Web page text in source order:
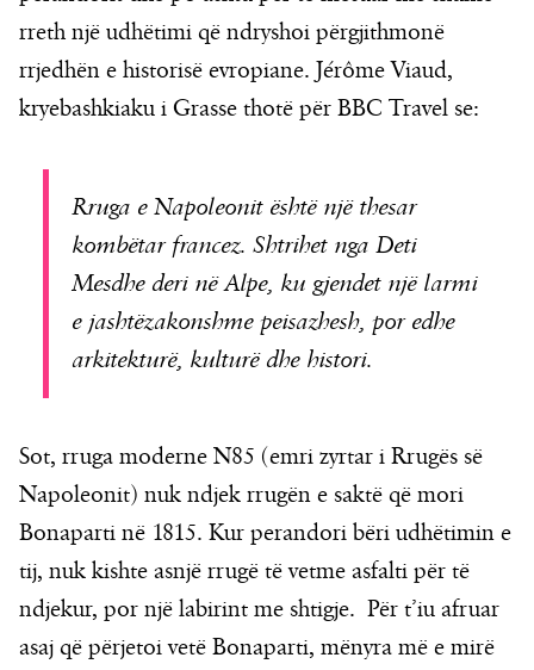
rreth një udhëtimi që ndryshoi përgjithmonë
rrjedhën e historisë evropiane. Jérôme Viaud,
kryebashkiaku i Grasse thotë për BBC Travel se:
Rruga e Napoleonit është një thesar
kombëtar francez. Shtrihet nga Deti
Mesdhe deri në Alpe, ku gjendet një larmi
e jashtëzakonshme peisazhesh, por edhe
arkitekturë, kulturë dhe histori.
Sot, rruga moderne N85 (emri zyrtar i Rrugës së
Napoleonit) nuk ndjek rrugën e saktë që mori
Bonaparti në 1815. Kur perandori bëri udhëtimin e
tij, nuk kishte asnjë rrugë të vetme asfalti për të
ndjekur, por një labirint me shtigje. Për t’iu afruar
asaj që përjetoi vetë Bonaparti, mënyra më e mirë